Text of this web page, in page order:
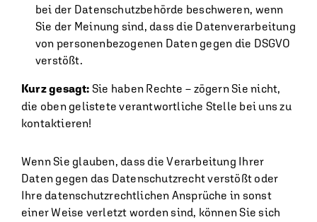
bei der Datenschutzbehörde beschweren, wenn
Sie der Meinung sind, dass die Datenverarbeitung
von personenbezogenen Daten gegen die DSGVO
verstößt.
Kurz gesagt: Sie haben Rechte – zögern Sie nicht,
die oben gelistete verantwortliche Stelle bei uns zu
kontaktieren!
Wenn Sie glauben, dass die Verarbeitung Ihrer
Daten gegen das Datenschutzrecht verstößt oder
Ihre datenschutzrechtlichen Ansprüche in sonst
einer Weise verletzt worden sind, können Sie sich